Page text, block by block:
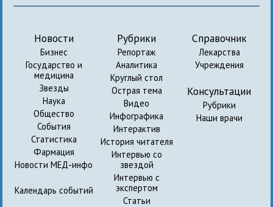
Новости
Бизнес
Государство и
медицина
Звезды
Наука
Общество
События
Статистика
Фармация
Новости МЕД-инфо
Календарь событий
Рубрики
Репортаж
Аналитика
Круглый стол
Острая тема
Видео
Инфографика
Интерактив
История читателя
Интервью со
звездой
Интервью с
экспертом
Статьи
Справочник
Лекарства
Учреждения
Консультации
Рубрики
Наши врачи